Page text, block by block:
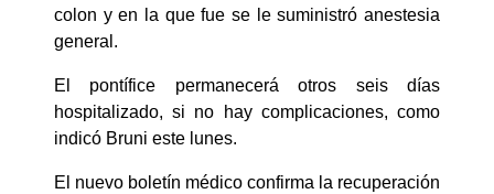
colon y en la que fue se le suministró anestesia
general.
El pontífice permanecerá otros seis días
hospitalizado, si no hay complicaciones, como
indicó Bruni este lunes.
El nuevo boletín médico confirma la recuperación